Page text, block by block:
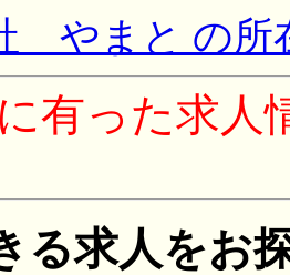
やまと の所
有った求人
る求人をお